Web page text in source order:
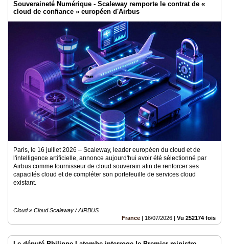
Souveraineté Numérique - Scaleway remporte le contrat de «
cloud de confiance » européen d'Airbus
Paris, le 16 juillet 2026 – Scaleway, leader européen du cloud et de
l'intelligence artificielle, annonce aujourd'hui avoir été sélectionné par
Airbus comme fournisseur de cloud souverain afin de renforcer ses
capacités cloud et de compléter son portefeuille de services cloud
existant.
Cloud » Cloud Scaleway / AIRBUS
France | 16/07/2026 | Vu 252174 fois